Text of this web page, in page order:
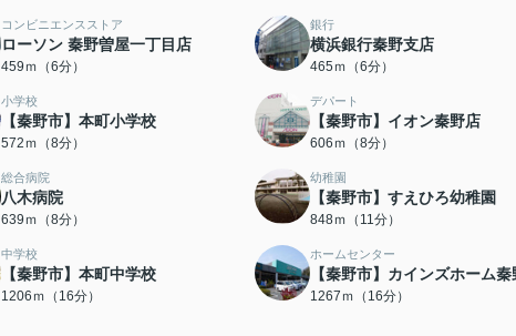
コンビニエンスストア
ローソン 秦野曽屋一丁目店
459ｍ（6分）
銀行
横浜銀行秦野支店
465ｍ（6分）
小学校
【秦野市】本町小学校
572ｍ（8分）
デパート
【秦野市】イオン秦野店
606ｍ（8分）
総合病院
八木病院
639ｍ（8分）
幼稚園
【秦野市】すえひろ幼稚園
848ｍ（11分）
中学校
【秦野市】本町中学校
1206ｍ（16分）
ホームセンター
【秦野市】カインズホーム秦
1267ｍ（16分）